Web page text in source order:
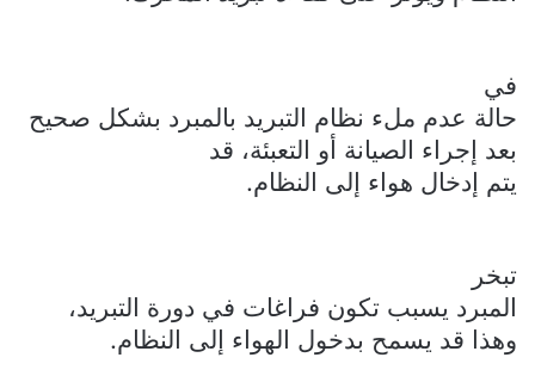
في
حالة عدم ملء نظام التبريد بالمبرد بشكل صحيح
بعد إجراء الصيانة أو التعبئة، قد
يتم إدخال هواء إلى النظام.
تبخر
المبرد يسبب تكون فراغات في دورة التبريد،
وهذا قد يسمح بدخول الهواء إلى النظام.